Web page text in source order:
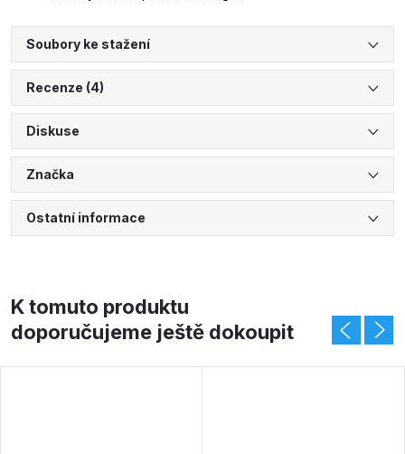
Soubory ke stažení
Recenze (4)
Diskuse
Značka
Ostatní informace
K tomuto produktu
doporučujeme ještě dokoupit